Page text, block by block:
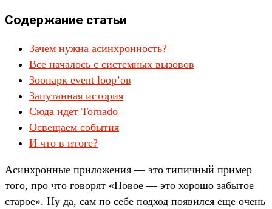
Содержание статьи
Зачем нужна асинхронность?
Все началось с системных вызовов
Зоопарк event loop’ов
Запутанная история
Сюда идет Tornado
Освещаем события
И что в итоге?
Асин­хрон­ные при­ложе­ния — это типич­ный при­мер
того, про что говорят «Новое — это хорошо забытое
ста­рое». Ну да, сам по себе под­ход появил­ся еще очень